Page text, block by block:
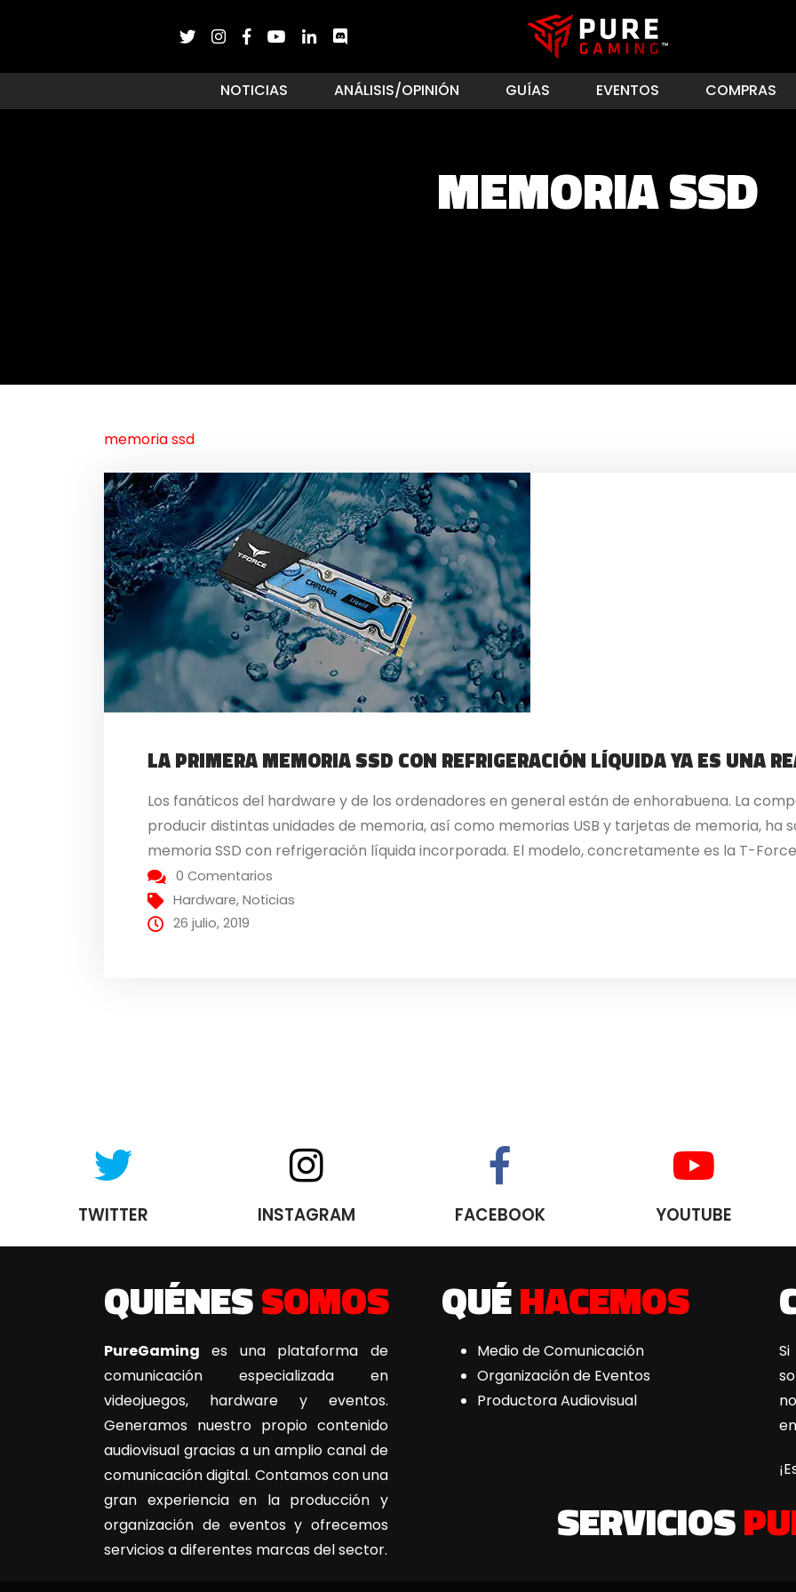
NOTICIAS ANÁLISIS/OPINIÓN GUÍAS EVENTOS COMPRAS
MEMORIA SSD
memoria ssd
LA PRIMERA MEMORIA SSD CON REFRIGERACIÓN LÍQUIDA YA ES UNA
Los fanáticos del hardware y de los ordenadores en general están de enhorabuena. La
producir distintas unidades de memoria, así como memorias USB y tarjetas de memoria, ha
memoria SSD con refrigeración líquida incorporada. El modelo, concretamente es la T-
0 Comentarios
Hardware,Noticias
26 julio, 2019
TWITTER INSTAGRAM FACEBOOK YOUTUBE
QUIÉNESSOMOS
PureGaming es una plataforma de
comunicación especializada en
videojuegos, hardware y eventos.
Generamos nuestro propio contenido
audiovisual gracias a un amplio canal de
comunicación digital. Contamos con una
gran experiencia en la producción y
organización de eventos y ofrecemos
servicios a diferentes marcas del sector.
QUÉHACEMOS
Medio de Comunicación
Organización de Eventos
Productora Audiovisual
en
SERVICIOS